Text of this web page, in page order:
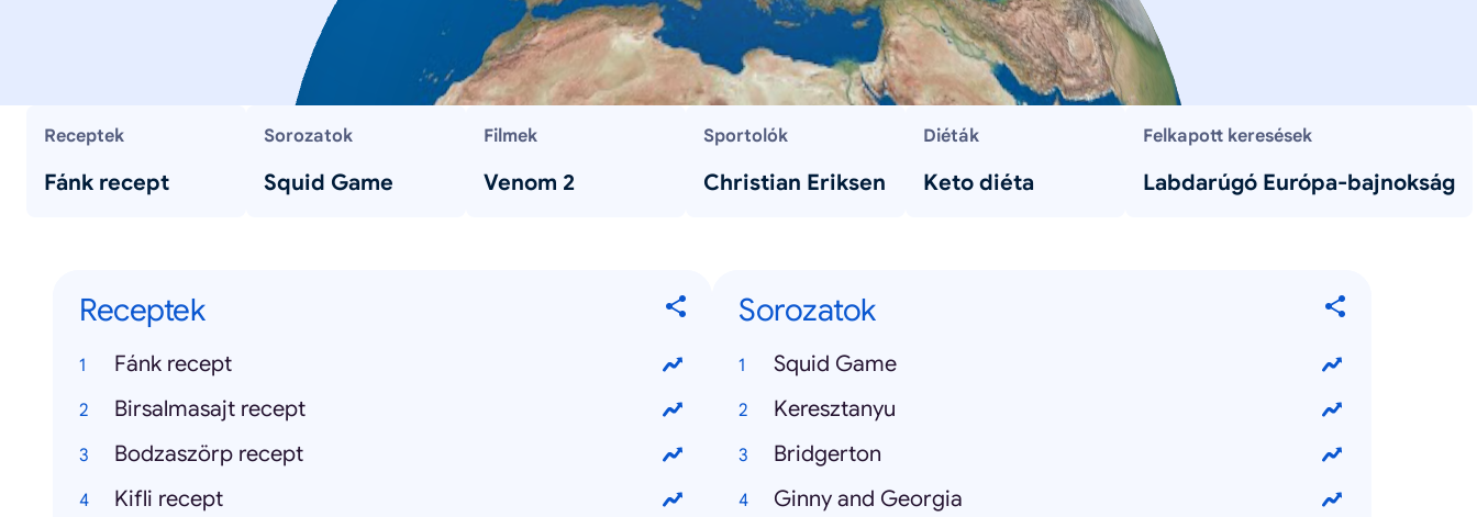
Receptek
Fánk recept
Sorozatok
Squid Game
Filmek
Venom 2
Sportolók
Christian Eriksen
Diéták
Keto diéta
Felkapott keresések
Labdarúgó Európa-bajnokság
Receptek
Fánk recept
Birsalmasajt recept
Bodzaszörp recept
Kifli recept
Sorozatok
Squid Game
Keresztanyu
Bridgerton
Ginny and Georgia